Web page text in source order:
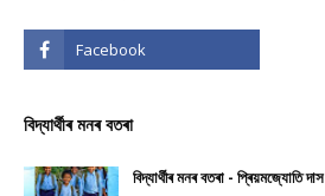
বিদ্যাৰ্থীৰ মনৰ বতৰা
বিদ্যাৰ্থীৰ মনৰ বতৰা - প্ৰিয়মজ্যোতি দাস